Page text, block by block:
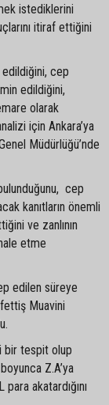
istediklerini
itiraf ettiğini
cep
edildiğini,
olarak
için Ankara’ya
Müdürlüğü’nde
cep
kanıtların önemli
ve zanlının
etme
edilen süreye
Muavini
bir tespit olup
Z.A’ya
akatardığını